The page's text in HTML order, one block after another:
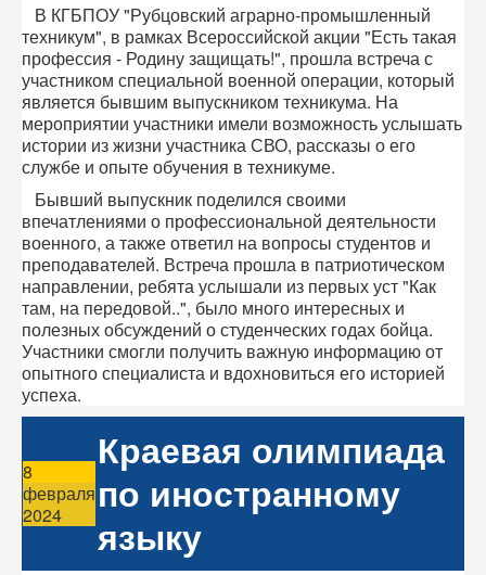
В КГБПОУ "Рубцовский аграрно-промышленный
техникум", в рамках Всероссийской акции "Есть такая
профессия - Родину защищать!", прошла встреча с
участником специальной военной операции, который
является бывшим выпускником техникума. На
мероприятии участники имели возможность услышать
истории из жизни участника СВО, рассказы о его
службе и опыте обучения в техникуме.
Бывший выпускник поделился своими
впечатлениями о профессиональной деятельности
военного, а также ответил на вопросы студентов и
преподавателей. Встреча прошла в патриотическом
направлении, ребята услышали из первых уст "Как
там, на передовой..", было много интересных и
полезных обсуждений о студенческих годах бойца.
Участники смогли получить важную информацию от
опытного специалиста и вдохновиться его историей
успеха.
8
февраля
2024
Краевая олимпиада
по иностранному
языку